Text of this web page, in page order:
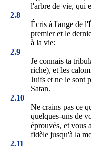
l'arbre de vie, qui
2.8
Écris à l'ange de
premier et le
à la vie:
2.9
Je connais ta
riche), et les
Juifs et ne le sont
Satan.
2.10
Ne crains pas ce
quelques-uns de
éprouvés, et vous
fidèle jusqu'à la
2.11